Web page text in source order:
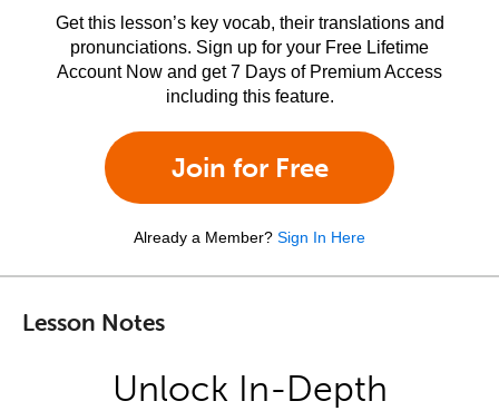
Get this lesson’s key vocab, their translations and
pronunciations. Sign up for your Free Lifetime
Account Now and get 7 Days of Premium Access
including this feature.
Join for Free
Already a Member? Sign In Here
Lesson Notes
Unlock In-Depth